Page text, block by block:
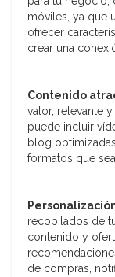
móviles, ya que
ofrecer
crear una
Contenido
valor, relevante
puede incluir
blog
formatos que
recopilados de
contenido y
de compras,